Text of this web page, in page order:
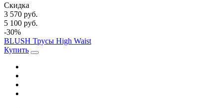
Скидка
3 570 руб.
5 100 руб.
-30%
BLUSH Трусы High Waist
Купить